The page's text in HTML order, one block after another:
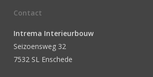
Contact
Intrema Interieurbouw
Seizoensweg 32
7532 SL Enschede